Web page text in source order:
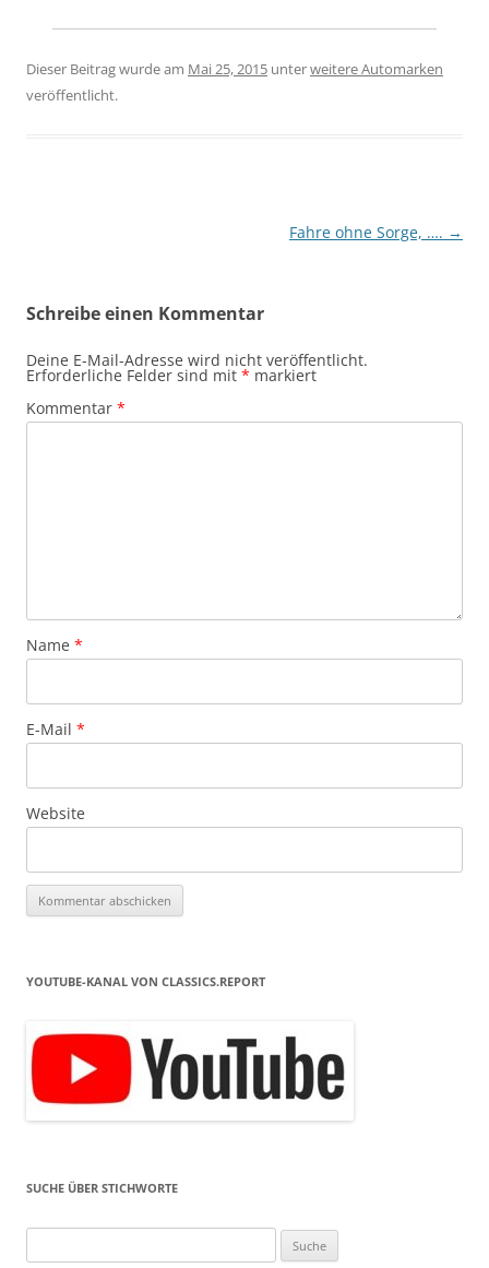
Dieser Beitrag wurde am Mai 25, 2015 unterweitere Automarken
veröffentlicht.
Fahre ohne Sorge, …. →
Schreibe einen Kommentar
Deine E-Mail-Adresse wird nicht veröffentlicht.
Erforderliche Felder sind mit * markiert
Kommentar *
Name *
E-Mail *
Website
YOUTUBE-KANAL VON CLASSICS.REPORT
SUCHE ÜBER STICHWORTE